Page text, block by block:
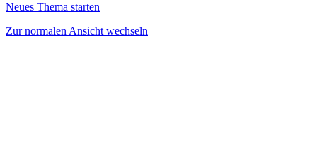
Neues Thema starten
Zur normalen Ansicht wechseln